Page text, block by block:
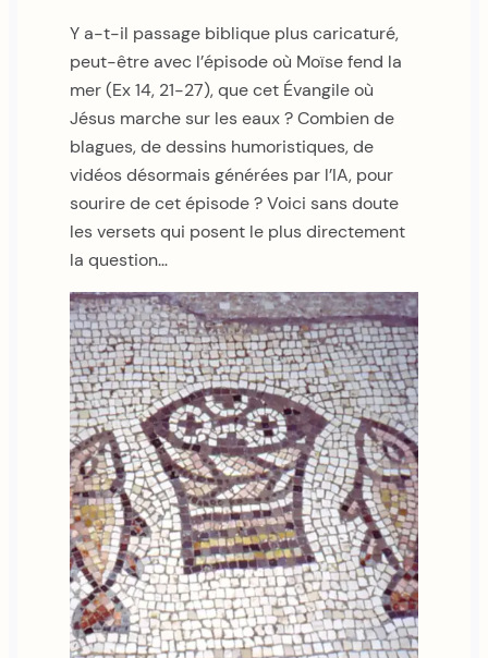
Y a-t-il passage biblique plus caricaturé,
peut-être avec l’épisode où Moïse fend la
mer (Ex 14, 21-27), que cet Évangile où
Jésus marche sur les eaux ? Combien de
blagues, de dessins humoristiques, de
vidéos désormais générées par l’IA, pour
sourire de cet épisode ? Voici sans doute
les versets qui posent le plus directement
la question…